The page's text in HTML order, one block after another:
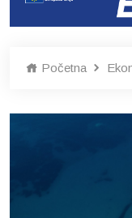
Početna